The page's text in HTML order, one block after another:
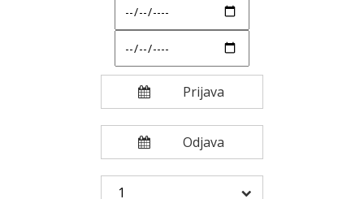
Prijava
Odjava